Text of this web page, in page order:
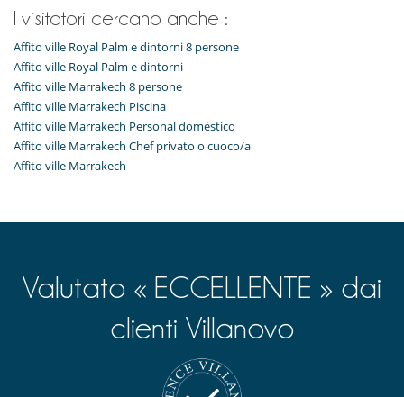
Macchina
Piastra per interni
Per la vostra comodità e convenienza
Aria condizionata in tutta la casa
Camini
Reverse cycle air conditioner
Salone e sala da mangiare nello stesso posto
I visitatori cercano anche :
Affito ville Royal Palm e dintorni 8 persone
Affito ville Royal Palm e dintorni
Affito ville Marrakech 8 persone
Affito ville Marrakech Piscina
Affito ville Marrakech Personal doméstico
Affito ville Marrakech Chef privato o cuoco/a
Affito ville Marrakech
Valutato « ECCELLENTE » dai
clienti Villanovo